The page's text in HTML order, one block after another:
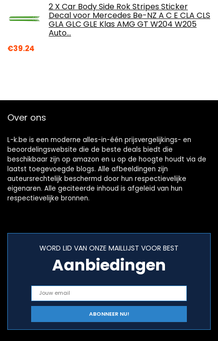
2 X Car Body Side Rok Stripes Sticker
Decal voor Mercedes Be-NZ A C E CLA CLS
GLA GLC GLE Klas AMG GT W204 W205
Auto…
€39.24
Over ons
L-k.be is een moderne alles-in-één prijsvergelijkings- en
beoordelingswebsite die de beste deals biedt die
beschikbaar zijn op amazon en u op de hoogte houdt via de
laatst toegevoegde blogs. Alle afbeeldingen zijn
auteursrechtelijk beschermd door hun respectievelijke
eigenaren. Alle geciteerde inhoud is afgeleid van hun
respectievelijke bronnen.
WORD LID VAN ONZE MAILLIJST VOOR BEST
Aanbiedingen